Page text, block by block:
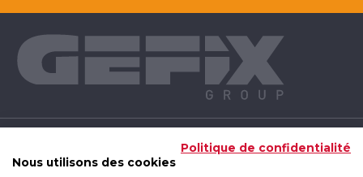
Politique de confidentialité
Nous utilisons des cookies